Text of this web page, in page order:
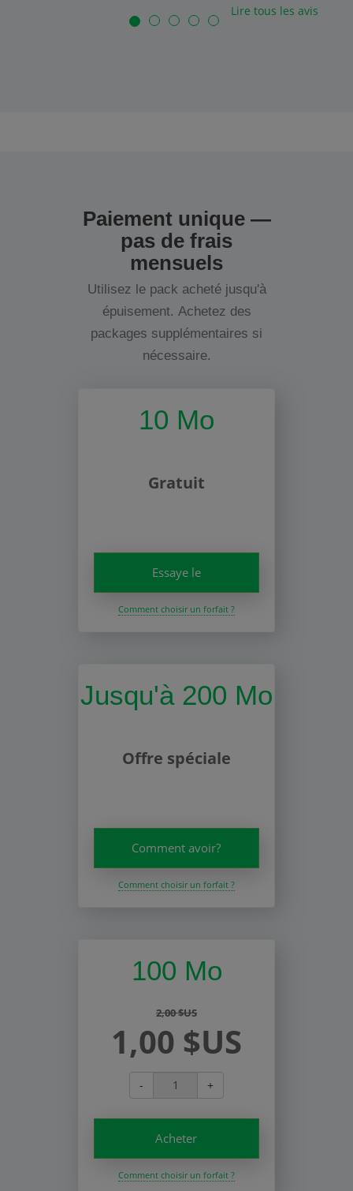
Lire tous les avis
Paiement unique —
pas de frais
mensuels
Utilisez le pack acheté jusqu'à
épuisement. Achetez des
packages supplémentaires si
nécessaire.
10 Mo
Gratuit
Essaye le
Comment choisir un forfait ?
Jusqu'à 200 Mo
Offre spéciale
Comment avoir?
Comment choisir un forfait ?
100 Mo
2,00 $US
1,00 $US
- +
Acheter
Comment choisir un forfait ?